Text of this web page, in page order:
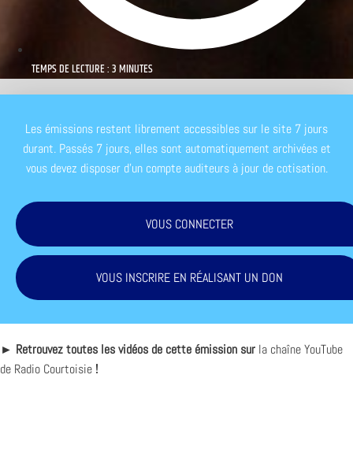
TEMPS DE LECTURE : 3 MINUTES
Les émissions restent librement accessibles sur le site 7 jours
durant. Passés 7 jours, elles sont automatiquement archivées et
vous devez disposer d'un compte auditeurs à jour de cotisation.
VOUS CONNECTER
VOUS INSCRIRE EN RÉALISANT UN DON
► Retrouvez toutes les vidéos de cette émission sur la chaîne YouTube
de Radio Courtoisie !